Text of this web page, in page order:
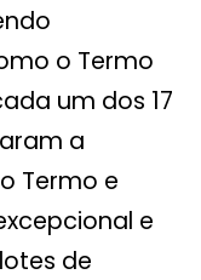
o Termo
um dos 17
a
Termo e
e
de